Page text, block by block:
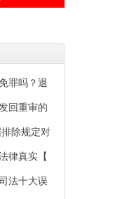
罪吗？退
回重审的
除规定对
律真实【
法十大误